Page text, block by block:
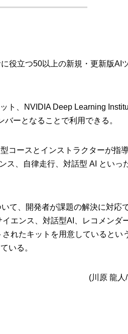
役立つ50以上の新規・更新版AI
ト、NVIDIA Deep Learning
ーとなることで利用できる。
コースとインストラクターが指
ス、自律走行、対話型 AI といっ
て、開発者が課題の解決に対応
エンス、対話型AI、レコメンダ
れたキットを用意しているとい
いる。
(川原 龍人